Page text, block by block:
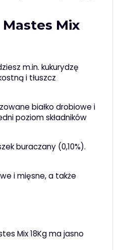
Mix
m.in. kukurydzę
i tłuszcz
białko drobiowe i
poziom składników
buraczany (0,10%).
i mięsne, a także
Mix 18Kg ma jasno